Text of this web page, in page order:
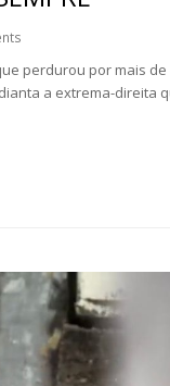
perdurou por mais
a extrema-direita